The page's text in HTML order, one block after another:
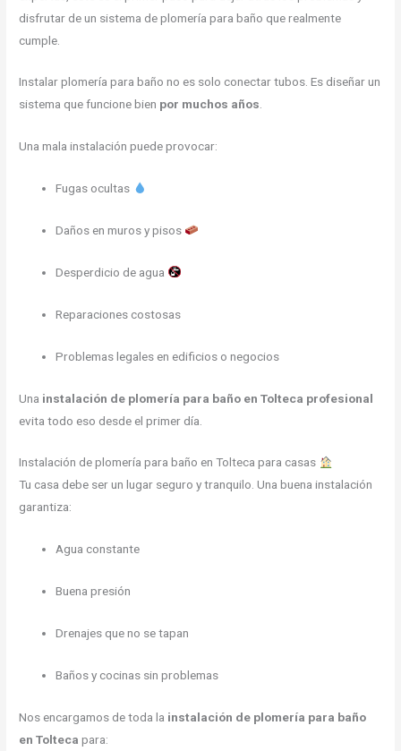
disfrutar de un sistema de plomería para baño que realmente
cumple.
Instalar plomería para baño no es solo conectar tubos. Es diseñar un
sistema que funcione bien por muchos años.
Una mala instalación puede provocar:
Fugas ocultas
Daños en muros y pisos
Desperdicio de agua
Reparaciones costosas
Problemas legales en edificios o negocios
Una instalación de plomería para baño en Tolteca profesional
evita todo eso desde el primer día.
Instalación de plomería para baño en Tolteca para casas
Tu casa debe ser un lugar seguro y tranquilo. Una buena instalación
garantiza:
Agua constante
Buena presión
Drenajes que no se tapan
Baños y cocinas sin problemas
Nos encargamos de toda la instalación de plomería para baño
en Tolteca para: